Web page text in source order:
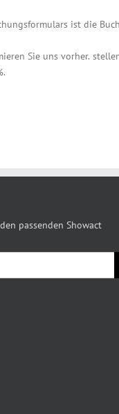
ist die
Sie uns vorher.
passenden Showact